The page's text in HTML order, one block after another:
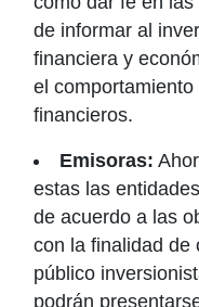
de informar al
financiera y
el
financieros.
Emisoras:
estas las
de acuerdo a las
con la finalidad de
público
podrán